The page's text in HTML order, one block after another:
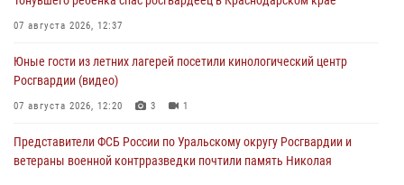
07 августа 2026, 12:37
Юные гости из летних лагерей посетили кинологический центр
Росгвардии (видео)
07 августа 2026, 12:20 3 1
Представители ФСБ России по Уральскому округу Росгвардии и
ветераны военной контрразведки почтили память Николая